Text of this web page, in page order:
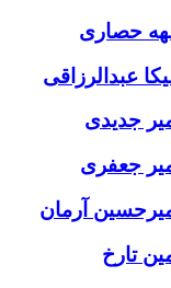
حصاری
عبدالرزاقی
جدیدی
جعفری
آرمان
تارخ